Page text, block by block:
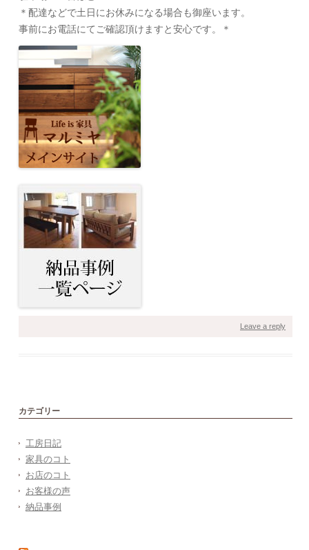
＊配達などで土日にお休みになる場合も御座います。
事前にお電話にてご確認頂けますと安心です。＊
Leave a reply
カテゴリー
工房日記
家具のコト
お店のコト
お客様の声
納品事例